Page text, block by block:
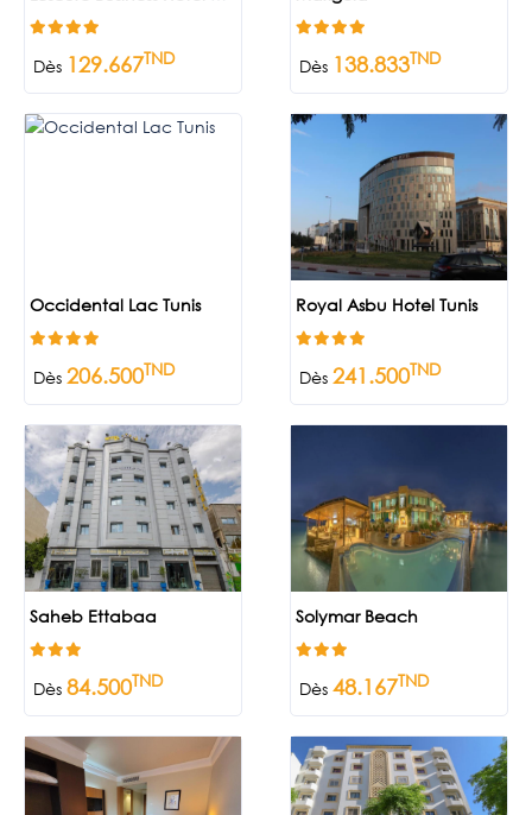
Dès 129.667TND Dès 138.833TND
Occidental Lac Tunis
Dès206.500TND
Royal Asbu Hotel Tunis
Dès241.500TND
Saheb Ettabaa
Dès84.500TND
Solymar Beach
Dès48.167TND